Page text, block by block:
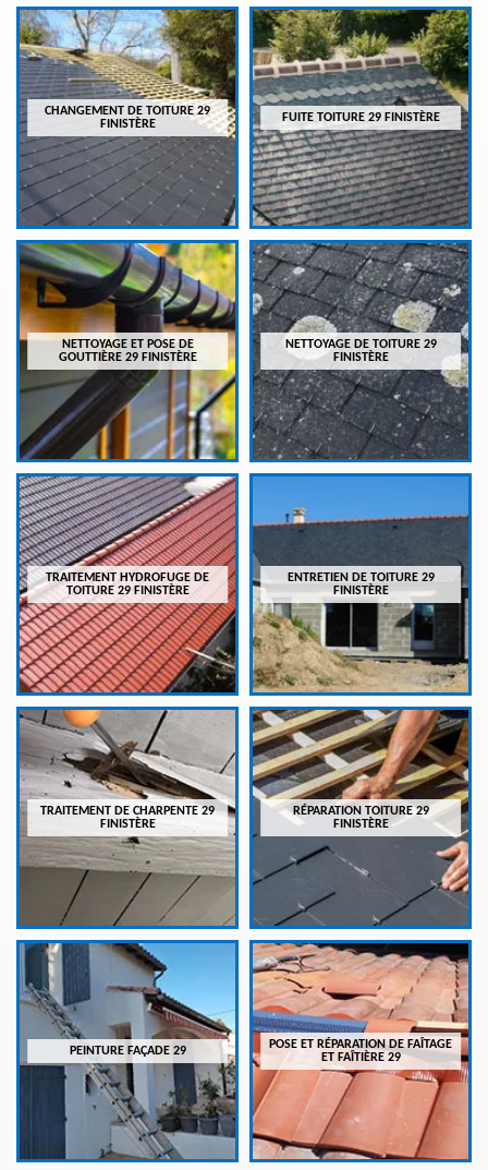
CHANGEMENT DE TOITURE 29
FINISTÈRE
FUITE TOITURE 29 FINISTÈRE
NETTOYAGE ET POSE DE
GOUTTIÈRE 29 FINISTÈRE
NETTOYAGE DE TOITURE 29
FINISTÈRE
TRAITEMENT HYDROFUGE DE
TOITURE 29 FINISTÈRE
ENTRETIEN DE TOITURE 29
FINISTÈRE
TRAITEMENT DE CHARPENTE 29
FINISTÈRE
RÉPARATION TOITURE 29
FINISTÈRE
PEINTURE FAÇADE 29
POSE ET RÉPARATION DE FAÎTAGE
ET FAÎTIÈRE 29